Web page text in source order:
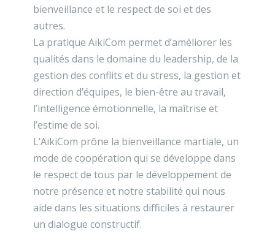
bienveillance et le respect de soi et des
autres.
La pratique AïkiCom permet d’améliorer les
qualités dans le domaine du leadership, de la
gestion des conflits et du stress, la gestion et
direction d’équipes, le bien-être au travail,
l’intelligence émotionnelle, la maîtrise et
l’estime de soi.
L’AïkiCom prône la bienveillance martiale, un
mode de coopération qui se développe dans
le respect de tous par le développement de
notre présence et notre stabilité qui nous
aide dans les situations difficiles à restaurer
un dialogue constructif.